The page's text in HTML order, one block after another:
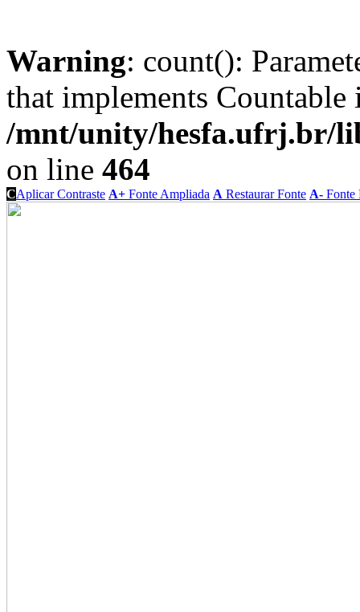
Warning: count():
that implements Countable
/mnt/unity/hesfa.ufrj.br/
on line 464
CAplicar Contraste A+ Fonte Ampliada A Restaurar Fonte A- Fonte